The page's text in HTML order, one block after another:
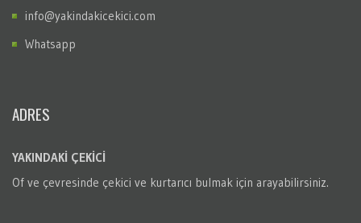
info@yakindakicekici.com
Whatsapp
ADRES
YAKINDAKİ ÇEKİCİ
Of ve çevresinde çekici ve kurtarıcı bulmak için arayabilirsiniz.